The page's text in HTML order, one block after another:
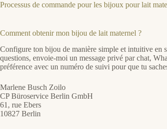
Processus de commande pour les bijoux pour lait
Comment obtenir mon bijou de lait maternel ?
Configure ton bijou de manière simple et intuitive en
questions, envoie-moi un message privé par chat,
préférence avec un numéro de suivi pour que tu
Marlene Busch Zoilo
CP Büroservice Berlin GmbH
61, rue Ebers
10827 Berlin